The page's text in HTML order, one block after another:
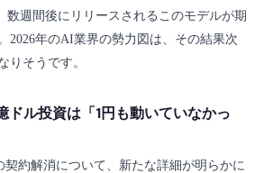
数週間後にリリースされるこのモデルが期
2026年のAI業界の勢力図は、その結果次
りそうです。
ル投資は「1円も動いていなかっ
契約解消について、新たな詳細が明らかに